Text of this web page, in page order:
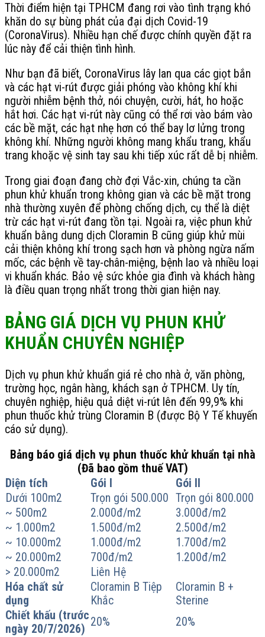
Thời điểm hiện tại TPHCM đang rơi vào tình trạng khó
khăn do sự bùng phát của đại dịch Covid-19
(CoronaVirus). Nhiều hạn chế được chính quyền đặt ra
lúc này để cải thiện tình hình.
Như bạn đã biết, CoronaVirus lây lan qua các giọt bắn
và các hạt vi-rút được giải phóng vào không khí khi
người nhiễm bệnh thở, nói chuyện, cười, hát, ho hoặc
hắt hơi. Các hạt vi-rút này cũng có thể rơi vào bám vào
các bề mặt, các hạt nhẹ hơn có thể bay lơ lửng trong
không khí. Những người không mang khẩu trang, khẩu
trang khoặc vệ sinh tay sau khi tiếp xúc rất dễ bị nhiễm.
Trong giai đoạn đang chờ đợi Vắc-xin, chúng ta cần
phun khử khuẩn trong không gian và các bề mặt trong
nhà thường xuyên để phòng chống dịch, cụ thể là diệt
trừ các hạt vi-rút đang tồn tại. Ngoài ra, việc phun khử
khuẩn bằng dung dịch Cloramin B cũng giúp khử mùi
cải thiện không khí trong sạch hơn và phòng ngừa nấm
mốc, các bệnh về tay-chân-miệng, bệnh lao và nhiều loại
vi khuẩn khác. Bảo vệ sức khỏe gia đình và khách hàng
là điều quan trọng nhất trong thời gian hiện nay.
BẢNG GIÁ DỊCH VỤ PHUN KHỬ
KHUẨN CHUYÊN NGHIỆP
Dịch vụ phun khử khuẩn giá rẻ cho nhà ở, văn phòng,
trường học, ngân hàng, khách sạn ở TPHCM. Uy tín,
chuyên nghiệp, hiệu quả diệt vi-rút lên đến 99,9% khi
phun thuốc khử trùng Cloramin B (được Bộ Y Tế khuyến
cáo sử dụng).
Bảng báo giá dịch vụ phun thuốc khử khuẩn tại nhà
(Đã bao gồm thuế VAT)
Diện tích
Gói I
Gói II
Dưới 100m2
Trọn gói 500.000 Trọn gói 800.000
~ 500m2
2.000đ/m2
3.000đ/m2
~ 1.000m2
1.500đ/m2
2.500đ/m2
~ 10.000m2
1.000đ/m2
1.700đ/m2
~ 20.000m2
700đ/m2
1.200đ/m2
> 20.000m2
Liên Hệ
Hóa chất sử
dụng
Cloramin B Tiệp
Khắc
Cloramin B +
Sterine
Chiết khấu (trước
ngày 20/7/2026)
20% 20%